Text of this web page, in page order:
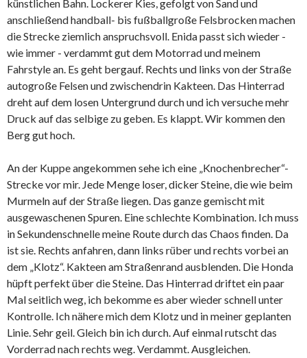
künstlichen Bahn. Lockerer Kies, gefolgt von Sand und
anschließend handball- bis fußballgroße Felsbrocken machen
die Strecke ziemlich anspruchsvoll. Enida passt sich wieder -
wie immer - verdammt gut dem Motorrad und meinem
Fahrstyle an. Es geht bergauf. Rechts und links von der Straße
autogroße Felsen und zwischendrin Kakteen. Das Hinterrad
dreht auf dem losen Untergrund durch und ich versuche mehr
Druck auf das selbige zu geben. Es klappt. Wir kommen den
Berg gut hoch.
An der Kuppe angekommen sehe ich eine „Knochenbrecher“-
Strecke vor mir. Jede Menge loser, dicker Steine, die wie beim
Murmeln auf der Straße liegen. Das ganze gemischt mit
ausgewaschenen Spuren. Eine schlechte Kombination. Ich muss
in Sekundenschnelle meine Route durch das Chaos finden. Da
ist sie. Rechts anfahren, dann links rüber und rechts vorbei an
dem „Klotz“. Kakteen am Straßenrand ausblenden. Die Honda
hüpft perfekt über die Steine. Das Hinterrad driftet ein paar
Mal seitlich weg, ich bekomme es aber wieder schnell unter
Kontrolle. Ich nähere mich dem Klotz und in meiner geplanten
Linie. Sehr geil. Gleich bin ich durch. Auf einmal rutscht das
Vorderrad nach rechts weg. Verdammt. Ausgleichen.